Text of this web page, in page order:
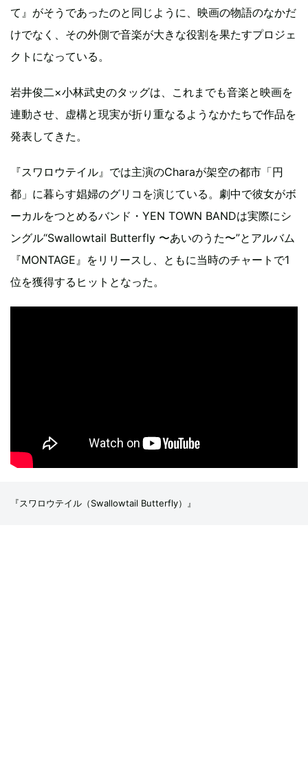
て』がそうであったのと同じように、映画の物語のなかだ
けでなく、その外側で音楽が大きな役割を果たすプロジェ
クトになっている。
岩井俊二×小林武史のタッグは、これまでも音楽と映画を
連動させ、虚構と現実が折り重なるようなかたちで作品を
発表してきた。
『スワロウテイル』では主演のCharaが架空の都市「円
都」に暮らす娼婦のグリコを演じている。劇中で彼女がボ
ーカルをつとめるバンド・YEN TOWN BANDは実際にシ
ングル“Swallowtail Butterfly 〜あいのうた〜”とアルバム
『MONTAGE』をリリースし、ともに当時のチャートで1
位を獲得するヒットとなった。
『スワロウテイル（Swallowtail Butterfly）』